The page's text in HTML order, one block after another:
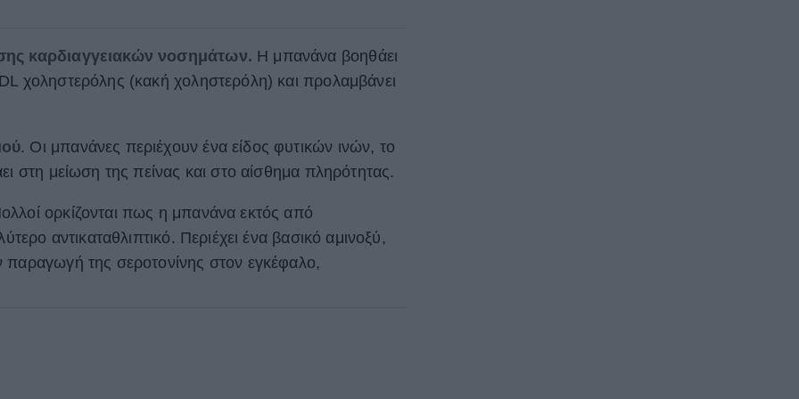
καρδιαγγειακών νοσημάτων. Η μπανάνα βοηθάει
χοληστερόλης (κακή χοληστερόλη) και προλαμβάνει
. Οι μπανάνες περιέχουν ένα είδος φυτικών ινών, το
στη μείωση της πείνας και στο αίσθημα πληρότητας.
ορκίζονται πως η μπανάνα εκτός από
αντικαταθλιπτικό. Περιέχει ένα βασικό αμινοξύ,
της σεροτονίνης στον εγκέφαλο,